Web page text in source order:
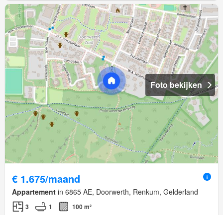
Foto bekijken
€ 1.675/maand
Appartement in 6865 AE, Doorwerth, Renkum, Gelderland
3 1
100 m²